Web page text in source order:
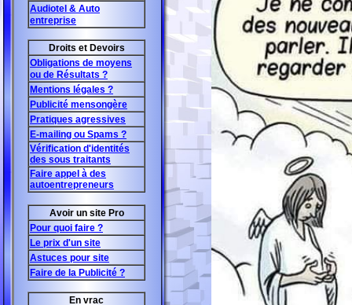
Audiotel & Auto
entreprise
Droits et Devoirs
Obligations de moyens
ou de Résultats ?
Mentions légales ?
Publicité mensongère
Pratiques agressives
E-mailing ou Spams ?
Vérification d'identités
des sous traitants
Faire appel à des
autoentrepreneurs
Avoir un site Pro
Pour quoi faire ?
Le prix d'un site
Astuces pour site
Faire de la Publicité ?
En vrac